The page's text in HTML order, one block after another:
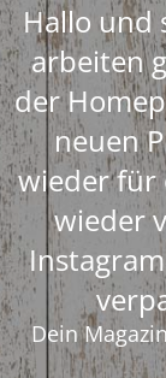
Hallo und
arbeiten
der
neuen
wieder für
wieder
Dein